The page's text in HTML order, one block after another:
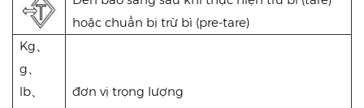
hoặc chuẩn bị trừ bì (pre-tare)
Kg、
g、
lb、
đơn vị trọng lượng